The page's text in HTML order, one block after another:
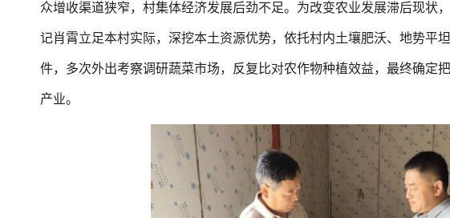
众增收渠道狭窄，村集体经济发展后劲不足。为改变农业发展滞后现状
记肖霄立足本村实际，深挖本土资源优势，依托村内土壤肥沃、地势平
件，多次外出考察调研蔬菜市场，反复比对农作物种植效益，最终确定
产业。